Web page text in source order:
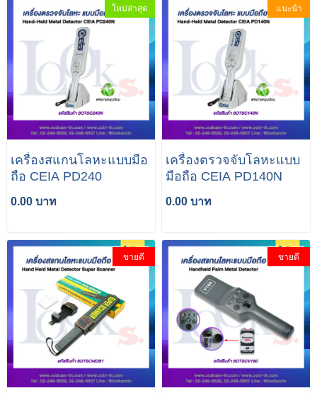
ใหม่ล่าสุด
เครื่องสแกนโลหะแบบมือ
ถือ CEIA PD240
0.00 บาท
แนะนำ
เครื่องตรวจจับโลหะแบบ
มือถือ CEIA PD140N
0.00 บาท
ขายดี ขายดี